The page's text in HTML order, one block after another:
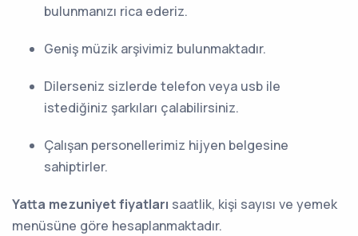
bulunmanızı rica ederiz.
Geniş müzik arşivimiz bulunmaktadır.
Dilerseniz sizlerde telefon veya usb ile
istediğiniz şarkıları çalabilirsiniz.
Çalışan personellerimiz hijyen belgesine
sahiptirler.
Yatta mezuniyet fiyatları saatlik, kişi sayısı ve yemek
menüsüne göre hesaplanmaktadır.